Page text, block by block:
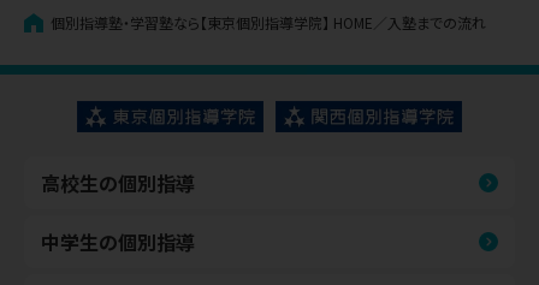
個別指導塾・学習塾なら【東京個別指導学院】 HOME 入塾までの流れ
高校生の個別指導
中学生の個別指導